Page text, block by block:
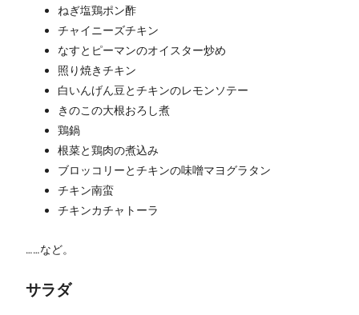
ねぎ塩鶏ポン酢
チャイニーズチキン
なすとピーマンのオイスター炒め
照り焼きチキン
白いんげん豆とチキンのレモンソテー
きのこの大根おろし煮
鶏鍋
根菜と鶏肉の煮込み
ブロッコリーとチキンの味噌マヨグラタン
チキン南蛮
チキンカチャトーラ
……など。
サラダ